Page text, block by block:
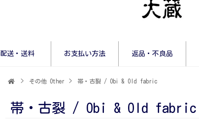
配送・送料 お支払い方法 返品・不良品
> その他 Other > 帯・古裂 / Obi & Old fabric
帯・古裂 / Obi & Old fabric